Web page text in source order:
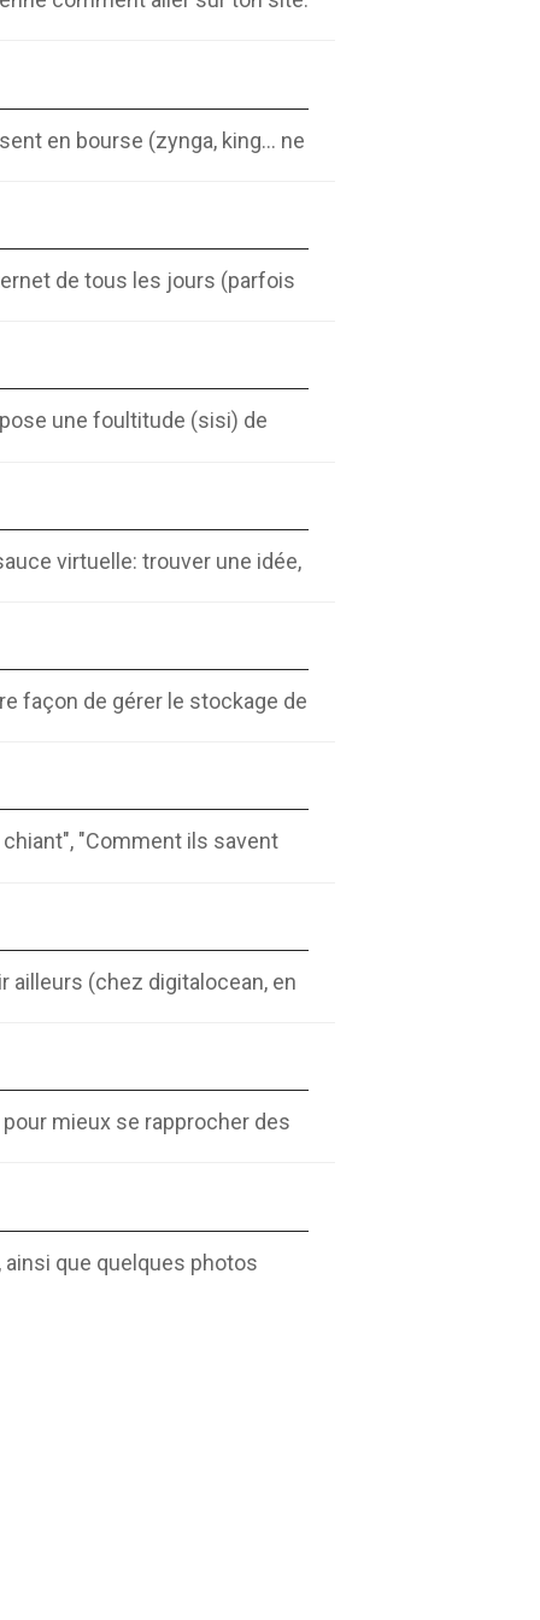
en bourse (zynga, king... ne
de tous les jours (parfois
une foultitude (sisi) de
virtuelle: trouver une idée,
façon de gérer le stockage de
"Comment ils savent
ailleurs (chez digitalocean, en
mieux se rapprocher des
ainsi que quelques photos